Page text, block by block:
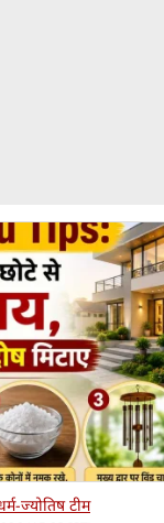
ज्योतिष टीम